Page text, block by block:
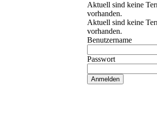
Aktuell sind keine
vorhanden.
Aktuell sind keine
vorhanden.
Benutzername
Passwort